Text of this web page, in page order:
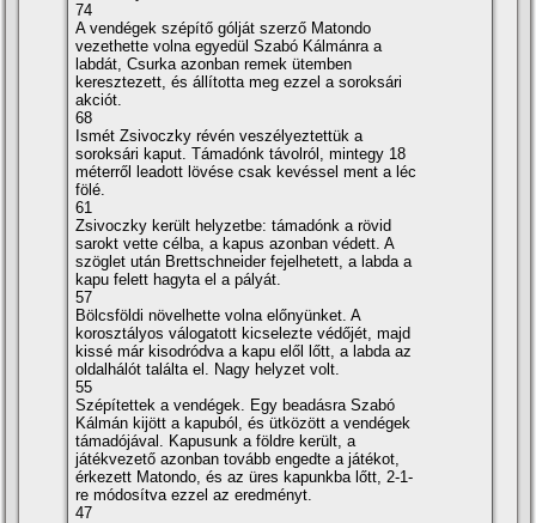
74
A vendégek szépí­tő gólját szerző Matondo
vezethette volna egyedül Szabó Kálmánra a
labdát, Csurka azonban remek ütemben
keresztezett, és állí­totta meg ezzel a soroksári
akciót.
68
Ismét Zsivoczky révén veszélyeztettük a
soroksári kaput. Támadónk távolról, mintegy 18
méterről leadott lövése csak kevéssel ment a léc
fölé.
61
Zsivoczky került helyzetbe: támadónk a rövid
sarokt vette célba, a kapus azonban védett. A
szöglet után Brettschneider fejelhetett, a labda a
kapu felett hagyta el a pályát.
57
Bölcsföldi növelhette volna előnyünket. A
korosztályos válogatott kicselezte védőjét, majd
kissé már kisodródva a kapu elől lőtt, a labda az
oldalhálót találta el. Nagy helyzet volt.
55
Szépí­tettek a vendégek. Egy beadásra Szabó
Kálmán kijött a kapuból, és ütközött a vendégek
támadójával. Kapusunk a földre került, a
játékvezető azonban tovább engedte a játékot,
érkezett Matondo, és az üres kapunkba lőtt, 2-1-
re módosí­tva ezzel az eredményt.
47